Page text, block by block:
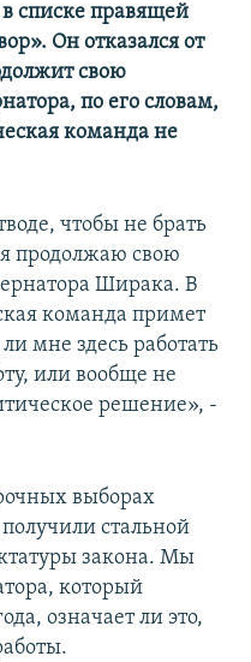
списке правящей
Он отказался от
свою
по его словам,
команда не
чтобы не брать
продолжаю свою
Ширака. В
команда примет
мне здесь работать
или вообще не
решение», -
выборах
стальной
закона. Мы
который
означает ли это,